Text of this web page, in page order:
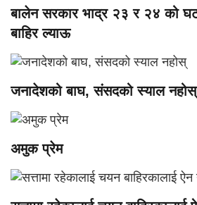
बालेन सरकार भाद्र २३ र २४ को
बाहिर ल्याऊ
जनादेशको बाघ, संसदको स्याल नहोस्
अमुक प्रेम